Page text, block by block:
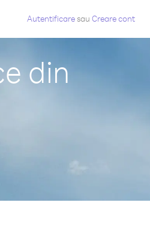
Autentificaresau Creare cont
din